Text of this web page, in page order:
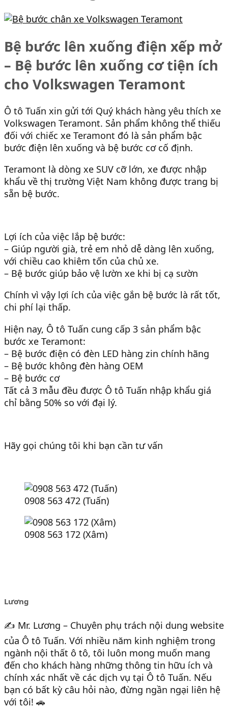
Bệ bước lên xuống điện xếp mở
– Bệ bước lên xuống cơ tiện ích
cho Volkswagen Teramont
Ô tô Tuấn xin gửi tới Quý khách hàng yêu thích xe
Volkswagen Teramont. Sản phẩm không thể thiếu
đối với chiếc xe Teramont đó là sản phẩm bậc
bước điện lên xuống và bệ bước cơ cố định.
Teramont là dòng xe SUV cỡ lớn, xe được nhập
khẩu về thị trường Việt Nam không được trang bị
sẵn bệ bước.
Lợi ích của việc lắp bệ bước:
– Giúp người già, trẻ em nhỏ dễ dàng lên xuống,
với chiều cao khiêm tốn của chủ xe.
– Bệ bước giúp bảo vệ lườn xe khi bị cạ sườn
Chính vì vậy lợi ích của việc gắn bệ bước là rất tốt,
chi phí lại thấp.
Hiện nay, Ô tô Tuấn cung cấp 3 sản phẩm bậc
bước xe Teramont:
– Bệ bước điện có đèn LED hàng zin chính hãng
– Bệ bước không đèn hàng OEM
– Bệ bước cơ
Tất cả 3 mẫu đều được Ô tô Tuấn nhập khẩu giá
chỉ bằng 50% so với đại lý.
Hãy gọi chúng tôi khi bạn cần tư vấn
0908 563 472 (Tuấn)
0908 563 172 (Xâm)
Lương
✍️ Mr. Lương – Chuyên phụ trách nội dung website
của Ô tô Tuấn. Với nhiều năm kinh nghiệm trong
ngành nội thất ô tô, tôi luôn mong muốn mang
đến cho khách hàng những thông tin hữu ích và
chính xác nhất về các dịch vụ tại Ô tô Tuấn. Nếu
bạn có bất kỳ câu hỏi nào, đừng ngần ngại liên hệ
với tôi! 🚗